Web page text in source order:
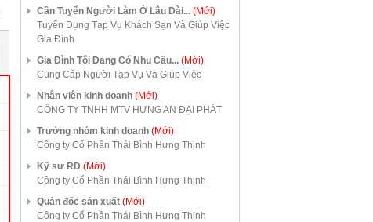
Cần Tuyển Người Làm Ở Lâu Dài... (Mới)
Tuyển Dụng Tạp Vụ Khách Sạn Và Giúp Việc
Gia Đình
Gia Đình Tôi Đang Có Nhu Cầu... (Mới)
Cung Cấp Người Tạp Vụ Và Giúp Việc
Nhân viên kinh doanh (Mới)
CÔNG TY TNHH MTV HƯNG AN ĐẠI PHÁT
Trưởng nhóm kinh doanh (Mới)
Công ty Cổ Phần Thái Bình Hưng Thịnh
Kỹ sư RD (Mới)
Công ty Cổ Phần Thái Bình Hưng Thịnh
Quản đốc sản xuất (Mới)
Công ty Cổ Phần Thái Bình Hưng Thịnh